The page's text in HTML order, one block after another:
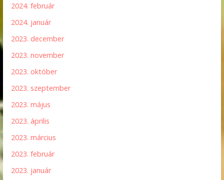
2024. február
2024. január
2023. december
2023. november
2023. október
2023. szeptember
2023. május
2023. április
2023. március
2023. február
2023. január